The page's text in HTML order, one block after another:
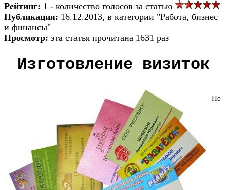
Рейтинг: 1 - количество голосов за статью
Публикация: 16.12.2013, в категории "Работа, бизнес
и финансы"
Просмотр: эта статья прочитана 1631 раз
Изготовление визиток
Не